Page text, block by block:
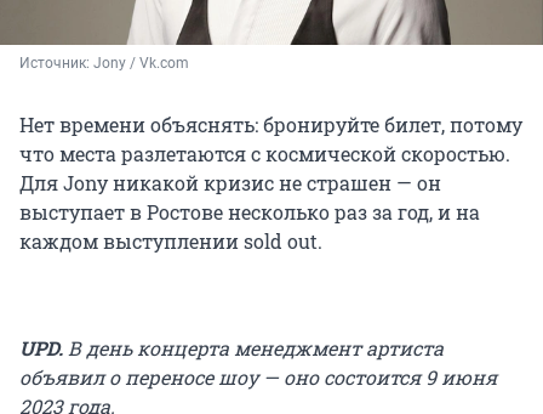
Источник: Jony / Vk.com
Нет времени объяснять: бронируйте билет, потому
что места разлетаются с космической скоростью.
Для Jony никакой кризис не страшен — он
выступает в Ростове несколько раз за год, и на
каждом выступлении sold out.
UPD. В день концерта менеджмент артиста
объявил о переносе шоу — оно состоится 9 июня
2023 года.